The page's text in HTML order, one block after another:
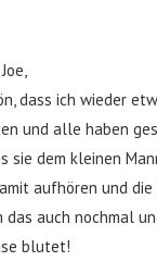
dass ich wieder
und alle haben
sie dem kleinen
aufhören und die
das auch nochmal
blutet!